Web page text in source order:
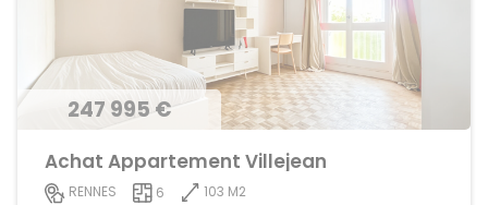
247 995 €
Achat Appartement Villejean
RENNES 6
103 M2